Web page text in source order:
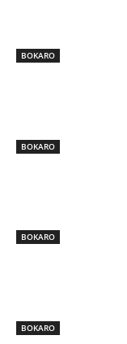
BOKARO
BOKARO
BOKARO
BOKARO